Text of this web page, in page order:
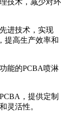
进技术，实现
提高生产效率和
能的PCBA喷淋
，提供定制
灵活性。